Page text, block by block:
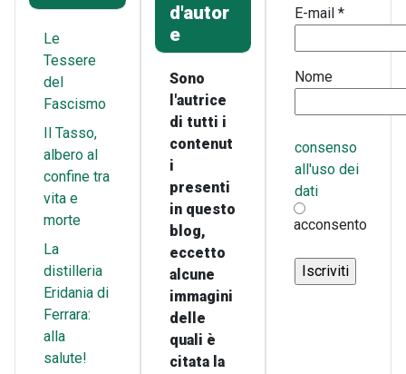
Le
Tessere
del
Fascismo
Il Tasso,
albero al
confine tra
vita e
morte
La
distilleria
Eridania di
Ferrara:
alla
salute!
d'autor
e
Sono
l'autrice
di tutti i
contenut
i
presenti
in questo
blog,
eccetto
alcune
immagini
delle
quali è
citata la
E-mail*
Nome
consenso
all'uso dei
dati
acconsento